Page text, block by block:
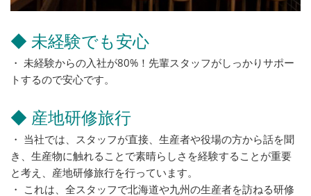
◆ 未経験でも安心
・ 未経験からの入社が80%！先輩スタッフがしっかりサポー
トするので安心です。
◆ 産地研修旅行
・ 当社では、スタッフが直接、生産者や役場の方から話を聞
き、生産物に触れることで素晴らしさを経験することが重要
と考え、産地研修旅行を行っています。
・ これは、全スタッフで北海道や九州の生産者を訪ねる研修